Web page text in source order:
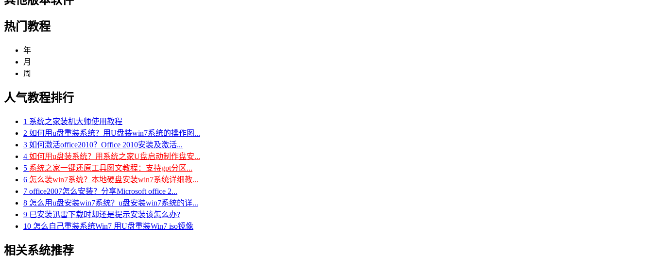
热门教程
年
月
周
人气教程排行
1 系统之家装机大师使用教程
2 如何用u盘重装系统？用U盘装win7系统的操作图...
3 如何激活office2010？Office 2010安装及激活...
4 如何用u盘装系统？用系统之家U盘启动制作盘安...
5 系统之家一键还原工具图文教程：支持gpt分区...
6 怎么装win7系统？本地硬盘安装win7系统详细教...
7 office2007怎么安装？分享Microsoft office 2...
8 怎么用u盘安装win7系统？u盘安装win7系统的详...
9 已安装迅雷下载时却还是提示安装该怎么办?
10 怎么自己重装系统Win7 用U盘重装Win7 iso镜像
相关系统推荐